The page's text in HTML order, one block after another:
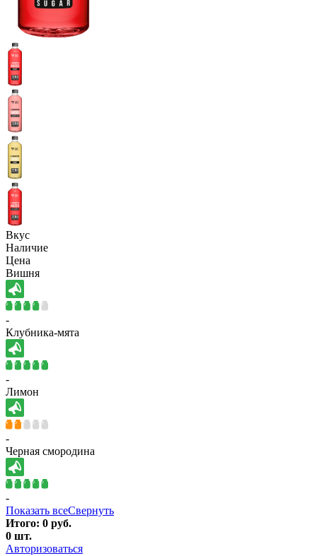
Вкус
Наличие
Цена
Вишня
-
Клубника-мята
-
Лимон
-
Черная смородина
-
Показать всеСвернуть
Итого: 0 руб.
0 шт.
Авторизоваться